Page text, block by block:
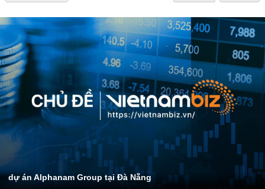
dự án Alphanam Group tại Đà Nẵng